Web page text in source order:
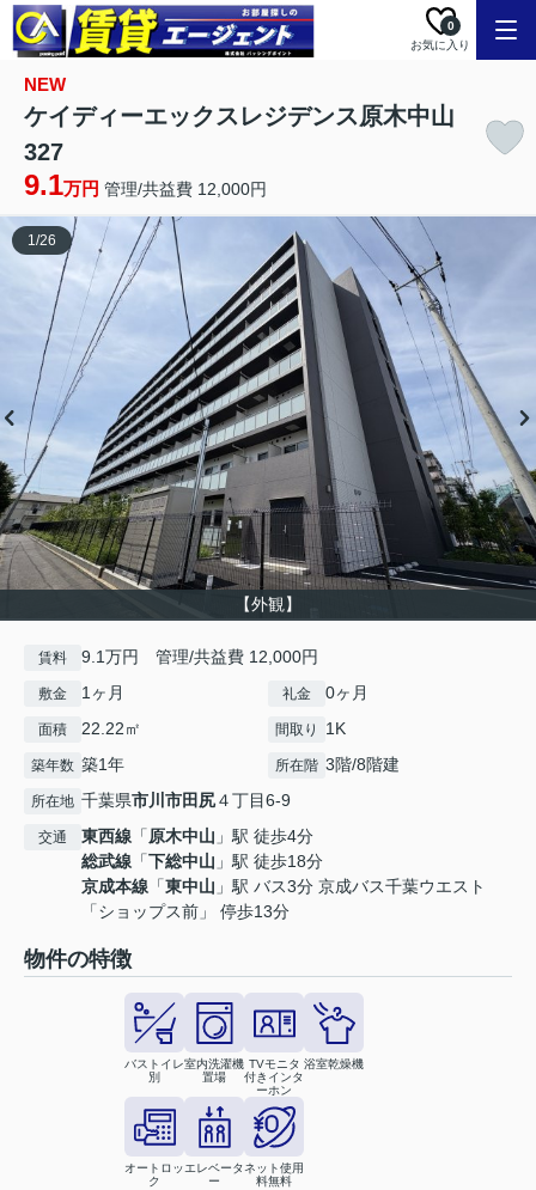
お気に入り
0
NEW
ケイディーエックスレジデンス原木中山
327
9.1万円 管理/共益費 12,000円
【外観】
1/26
賃料 9.1万円 管理/共益費 12,000円
敷金 1ヶ月 礼金 0ヶ月
面積 22.22㎡ 間取り 1K
築年数 築1年 所在階 3階/8階建
所在地 千葉県市川市田尻４丁目6-9
交通 東西線 「原木中山 」駅 徒歩4分
総武線 「下総中山 」駅 徒歩18分
京成本線 「東中山 」駅 バス3分 京成バス千葉ウエスト
「ショップス前」 停歩13分
物件の特徴
バストイレ
別
室内洗濯機
置場
TVモニタ
付きインタ
ーホン
浴室乾燥機
オートロッ
ク
エレベータ
ー
ネット使用
料無料